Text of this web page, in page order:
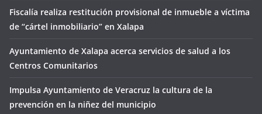
Fiscalía realiza restitución provisional de inmueble a víctima
de “cártel inmobiliario” en Xalapa
Ayuntamiento de Xalapa acerca servicios de salud a los
Centros Comunitarios
Impulsa Ayuntamiento de Veracruz la cultura de la
prevención en la niñez del municipio